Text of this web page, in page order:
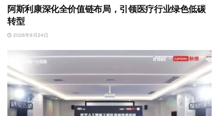
阿斯利康深化全价值链布局，引领医疗行业绿色低碳
转型
2026年6月24日